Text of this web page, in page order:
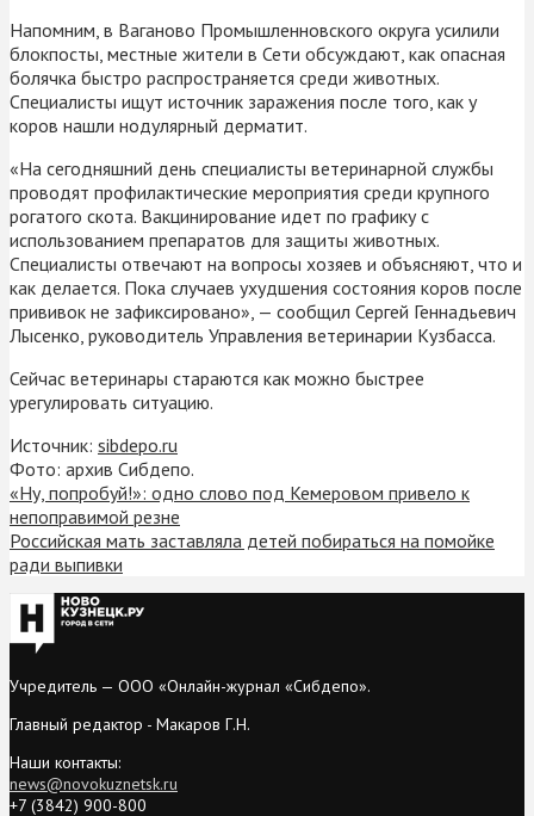
Напомним, в Ваганово Промышленновского округа усилили
блокпосты, местные жители в Сети обсуждают, как опасная
болячка быстро распространяется среди животных.
Специалисты ищут источник заражения после того, как у
коров нашли нодулярный дерматит.
«На сегодняшний день специалисты ветеринарной службы
проводят профилактические мероприятия среди крупного
рогатого скота. Вакцинирование идет по графику с
использованием препаратов для защиты животных.
Специалисты отвечают на вопросы хозяев и объясняют, что и
как делается. Пока случаев ухудшения состояния коров после
прививок не зафиксировано», — сообщил Сергей Геннадьевич
Лысенко, руководитель Управления ветеринарии Кузбасса.
Сейчас ветеринары стараются как можно быстрее
урегулировать ситуацию.
Источник: sibdepo.ru
Фото: архив Сибдепо.
«Ну, попробуй!»: одно слово под Кемеровом привело к
непоправимой резне
Российская мать заставляла детей побираться на помойке
ради выпивки
Учредитель — ООО «Онлайн-журнал «Сибдепо».
Главный редактор - Макаров Г.Н.
Наши контакты:
news@novokuznetsk.ru
+7 (3842) 900-800